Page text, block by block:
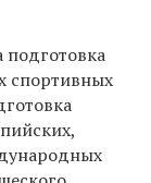
спортивных